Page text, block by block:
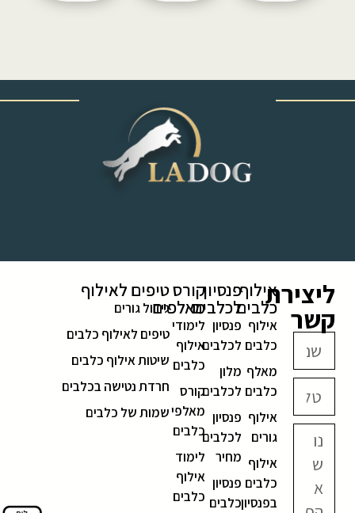
ליצירת
קשר
אילוף
כלבים
אילוף
כלבים
מאלף
כלבים
אילוף
גורים
אילוף
כלבים
בפנסיון
פנסיון
לכלבים
פנסיון
לכלבים
מלון
לכלבים
פנסיון
לכלבים
מחיר
פנסיון
כלבים
קורס
מאלפים
לימודי
אילוף
כלבים
קורס
מאלפי
כלבים
לימוד
אילוף
כלבים
טיפים לאילוף
גידול גורים
טיפים לאילוף כלבים
שיטות אילוף כלבים
חרדת נטישה בכלבים
שמות של כלבים